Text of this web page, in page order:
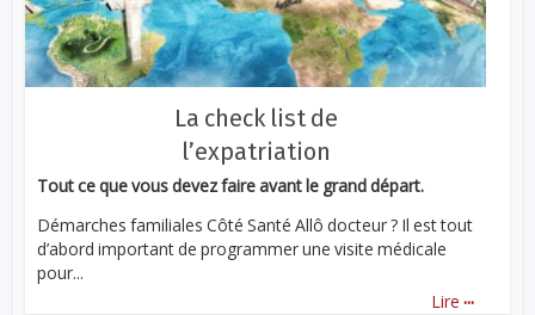
La check list de
l’expatriation
Tout ce que vous devez faire avant le grand départ.
Démarches familiales Côté Santé Allô docteur ? Il est tout
d’abord important de programmer une visite médicale
pour...
Lire ...